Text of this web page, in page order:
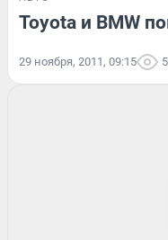
Toyota и BMW
29 ноября, 2011, 09:15